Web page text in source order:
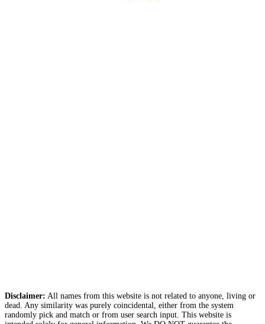
Disclaimer: All names from this website is not related to anyone, living or
dead. Any similarity was purely coincidental, either from the system
randomly pick and match or from user search input. This website is